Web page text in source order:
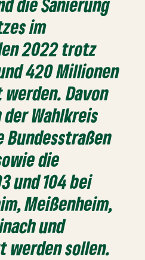
im
2022 trotz
420 Millionen
Davon
Wahlkreis
Bundesstraßen
die
und 104 bei
Meißenheim,
und
werden sollen.